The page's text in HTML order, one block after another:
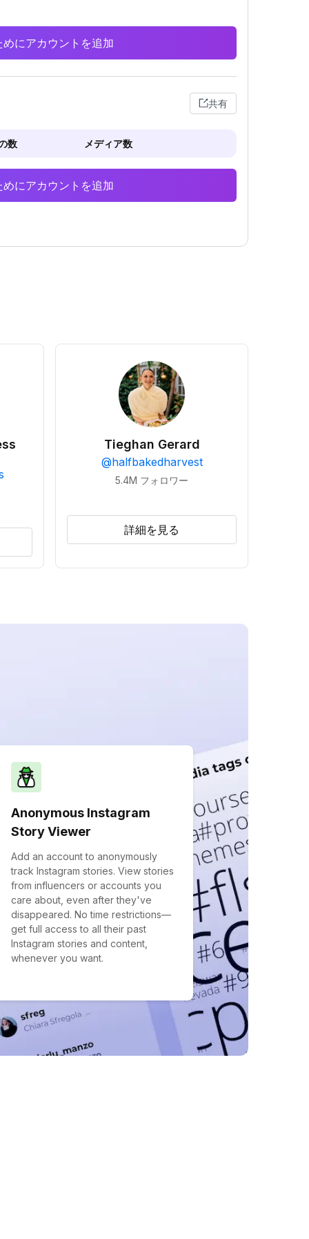
にアカウントを追加
共有
数 メディア数
にアカウントを追加
Tieghan Gerard
@halfbakedharvest
5.4M フォロワー
詳細を見る
Anonymous Instagram
Story Viewer
Add an account to anonymously
track Instagram stories. View stories
from influencers or accounts you
care about, even after they've
disappeared. No time restrictions—
get full access to all their past
Instagram stories and content,
whenever you want.